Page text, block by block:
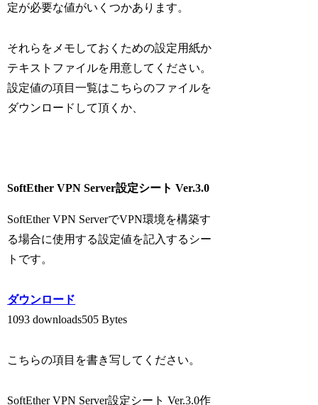
定が必要な値がいくつかあります。
それらをメモしておくための設定用紙か
テキストファイルを用意してください。
設定値の項目一覧はこちらのファイルを
ダウンロードして頂くか、
SoftEther VPN Server設定シート Ver.3.0
SoftEther VPN ServerでVPN環境を構築す
る場合に使用する設定値を記入するシー
トです。
ダウンロード
1093 downloads505 Bytes
こちらの項目を書き写してください。
SoftEther VPN Server設定シート Ver.3.0作